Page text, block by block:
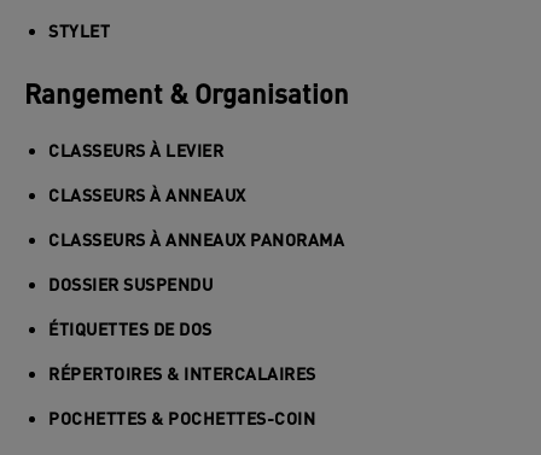
STYLET
Rangement & Organisation
CLASSEURS À LEVIER
CLASSEURS À ANNEAUX
CLASSEURS À ANNEAUX PANORAMA
DOSSIER SUSPENDU
ÉTIQUETTES DE DOS
RÉPERTOIRES & INTERCALAIRES
POCHETTES & POCHETTES-COIN